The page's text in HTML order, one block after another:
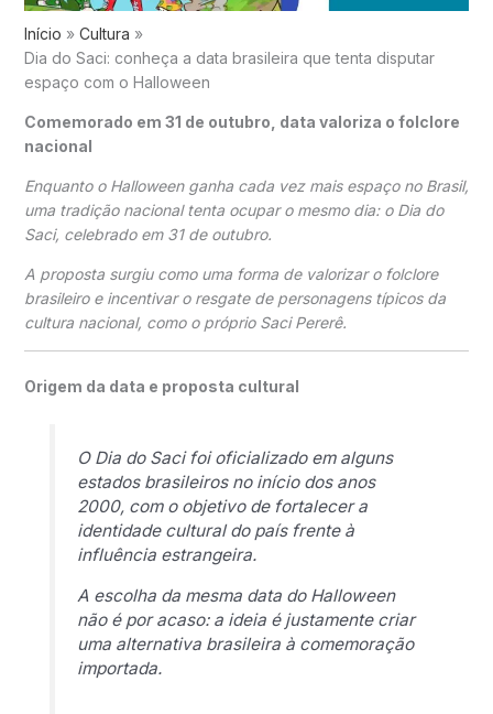
Início
Cultura
Dia do Saci: conheça a data brasileira que tenta disputar
espaço com o Halloween
Comemorado em 31 de outubro, data valoriza o folclore
nacional
Enquanto o Halloweenganha cada vez mais espaço no Brasil,
uma tradição nacional tenta ocupar o mesmo dia: o Dia do
Saci, celebrado em 31 de outubro.
A proposta surgiu como uma forma de valorizar o folclore
brasileiro e incentivar o resgate de personagens típicos da
cultura nacional, como o próprio Saci Pererê.
Origem da data e proposta cultural
O Dia do Saci foi oficializado em alguns
estados brasileiros no início dos anos
2000, com o objetivo de fortalecer a
identidade cultural do país frente à
influência estrangeira.
A escolha da mesma data do Halloween
não é por acaso: a ideia é justamente criar
uma alternativa brasileira à comemoração
importada.